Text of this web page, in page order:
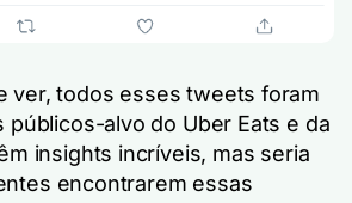
ver, todos esses tweets foram
públicos-alvo do Uber Eats e da
insights incríveis, mas seria
encontrarem essas